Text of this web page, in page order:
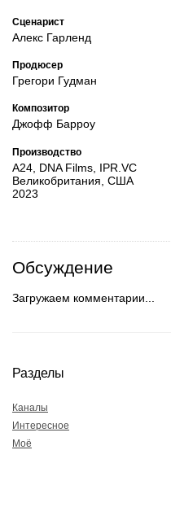
Сценарист
Алекс Гарленд
Продюсер
Грегори Гудман
Композитор
Джофф Барроу
Производство
A24, DNA Films, IPR.VC
Великобритания, США
2023
Обсуждение
Загружаем комментарии...
Разделы
Каналы
Интересное
Моё